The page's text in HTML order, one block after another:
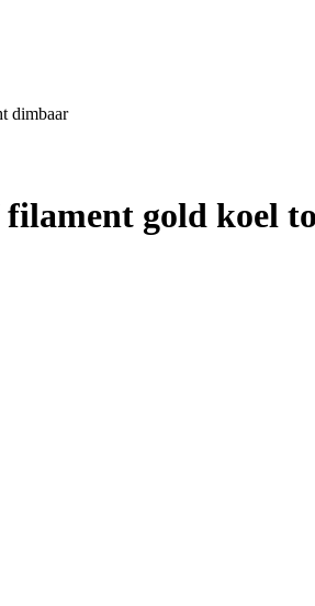
dimbaar
filament gold koel